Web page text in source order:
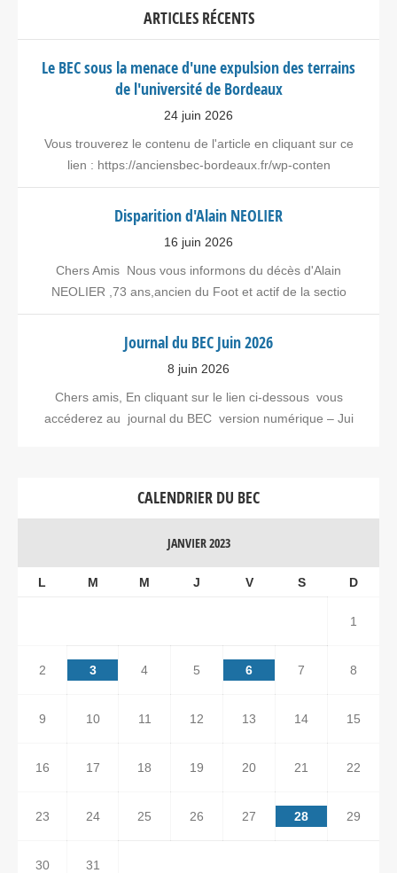
ARTICLES RÉCENTS
Le BEC sous la menace d'une expulsion des terrains
de l'université de Bordeaux
24 juin 2026
Vous trouverez le contenu de l'article en cliquant sur ce
lien : https://anciensbec-bordeaux.fr/wp-conten
Disparition d'Alain NEOLIER
16 juin 2026
Chers Amis Nous vous informons du décès d'Alain
NEOLIER ,73 ans,ancien du Foot et actif de la sectio
Journal du BEC Juin 2026
8 juin 2026
Chers amis, En cliquant sur le lien ci-dessous vous
accéderez au journal du BEC version numérique – Jui
CALENDRIER DU BEC
JANVIER 2023
L M M J V S D
1
2 3 4 5 6 7 8
9 10 11 12 13 14 15
16 17 18 19 20 21 22
23 24 25 26 27 28 29
30 31